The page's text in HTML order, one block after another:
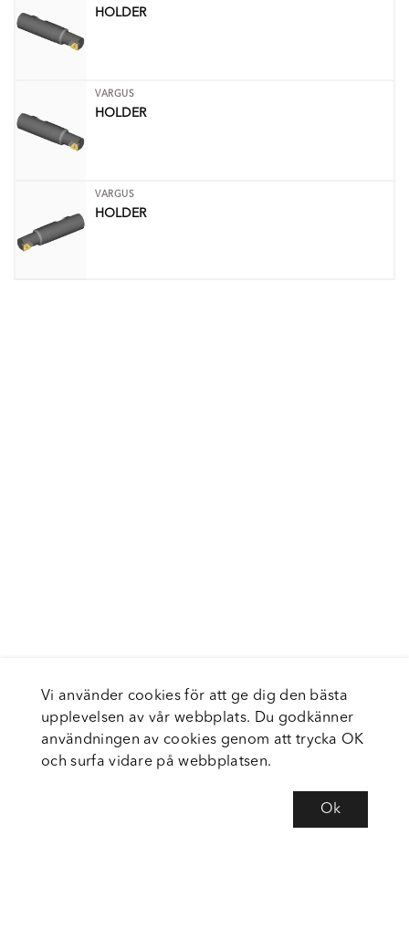
HOLDER
VARGUS
HOLDER
VARGUS
HOLDER
Vi använder cookies för att ge dig den bästa
upplevelsen av vår webbplats. Du godkänner
användningen av cookies genom att trycka OK
och surfa vidare på webbplatsen.
Ok